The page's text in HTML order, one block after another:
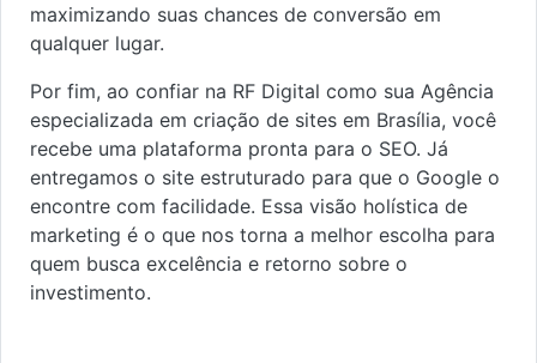
maximizando suas chances de conversão em
qualquer lugar.
Por fim, ao confiar na RF Digital como sua Agência
especializada em criação de sites em Brasília, você
recebe uma plataforma pronta para o SEO. Já
entregamos o site estruturado para que o Google o
encontre com facilidade. Essa visão holística de
marketing é o que nos torna a melhor escolha para
quem busca excelência e retorno sobre o
investimento.